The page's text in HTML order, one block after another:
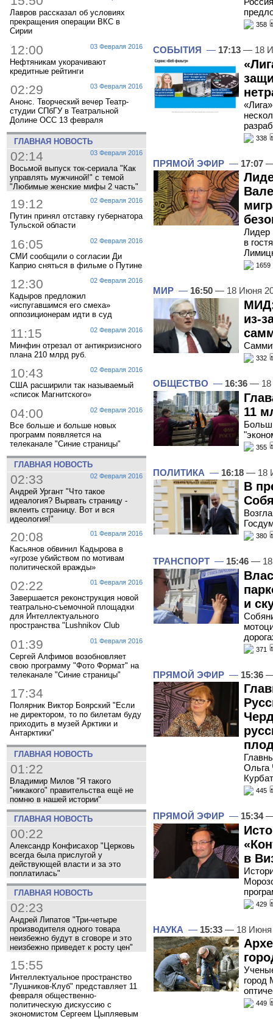
Лавров рассказал об условиях
прекращения операции ВКС в
Сирии
03 Февраля 2016
12:00
Нефтяникам укорачивают
кредитные рейтинги
03 Февраля 2016
02:29
Анонс. Творческий вечер Театр-
студии СПбГУ в Театральной
Долине ОСС 13 февраля
ГЛАВНАЯ НОВОСТЬ
03 Февраля 2016
02:14
Восьмой выпуск ток-сериала "Как
управлять мужчиной!" с темой
"Любимые женские мифы 2 часть"
02 Февраля 2016
19:12
Путин принял отставку губернатора
Тульской области
02 Февраля 2016
16:05
СМИ сообщили о согласии Ди
Каприо сняться в фильме о Путине
02 Февраля 2016
12:30
Кадыров предложил
«испугавшимся его смеха»
оппозиционерам идти в суд
02 Февраля 2016
11:15
Минфин отрезал от антикризисного
плана 210 млрд руб.
02 Февраля 2016
10:43
США расширили так называемый
«список Магнитского»
02 Февраля 2016
04:00
Все больше и больше новых
программ появляется на
телеканале "Синие страницы"
ГЛАВНАЯ НОВОСТЬ
02 Февраля 2016
02:33
Андрей Ургант "Что такое
идеалогия? Вырвать страницу -
вклеить страницу. Вот и вся
идеология!"
01 Февраля 2016
20:08
Касьянов обвинил Кадырова в
«угрозе убийством по мотивам
политической вражды»
01 Февраля 2016
02:22
Завершается реконструкция новой
театрально-съемочной площадки
для Интеллектуального
пространства "Lushnikov Club
01 Февраля 2016
01:39
Сергей Алфимов возобновляет
свою программу "Фото Формат" на
телеканале "Синие страницы"
17:34
Полярник Виктор Боярский "Если
не директором, то по билетам буду
приходить в музей Арктики и
Антарктики"
ГЛАВНАЯ НОВОСТЬ
01:22
Владимир Милов "Я такого
"никакого" правительства ещё не
помню в нашей истории"
ГЛАВНАЯ НОВОСТЬ
00:22
Александр Конфисахор "Церковь
всегда была прислугой у
действующей власти и за это
поплатилась"
ГЛАВНАЯ НОВОСТЬ
02:23
Андрей Липатов "Три-четыре
производителя одного товара
неизбежно будут в сговоре и это
неизбежно приведет к росту цен"
15:55
Интеллектуальное пространство
"Лушников-Клуб" представляет 11
февраля общественно-
политическую дискуссию с
экономистом Сергеем Цыпляевым
358
СОБЫТИЯ — 17:13 — 18
338
ПРЯМОЙ ЭФИР — 17:07 —
Лидер
в
1659
МИР — 16:50 — 18 Июня
из-
332
ОБЩЕСТВО — 16:36 — 18
11
355
ПОЛИТИКА — 16:18 — 18
В
380
ТРАНСПОРТ — 15:46 — 18
и
371
ПРЯМОЙ ЭФИР — 15:36 —
Ольга
445
ПРЯМОЙ ЭФИР — 15:34—
в
429
НАУКА — 15:33 — 18 Июня
город
449